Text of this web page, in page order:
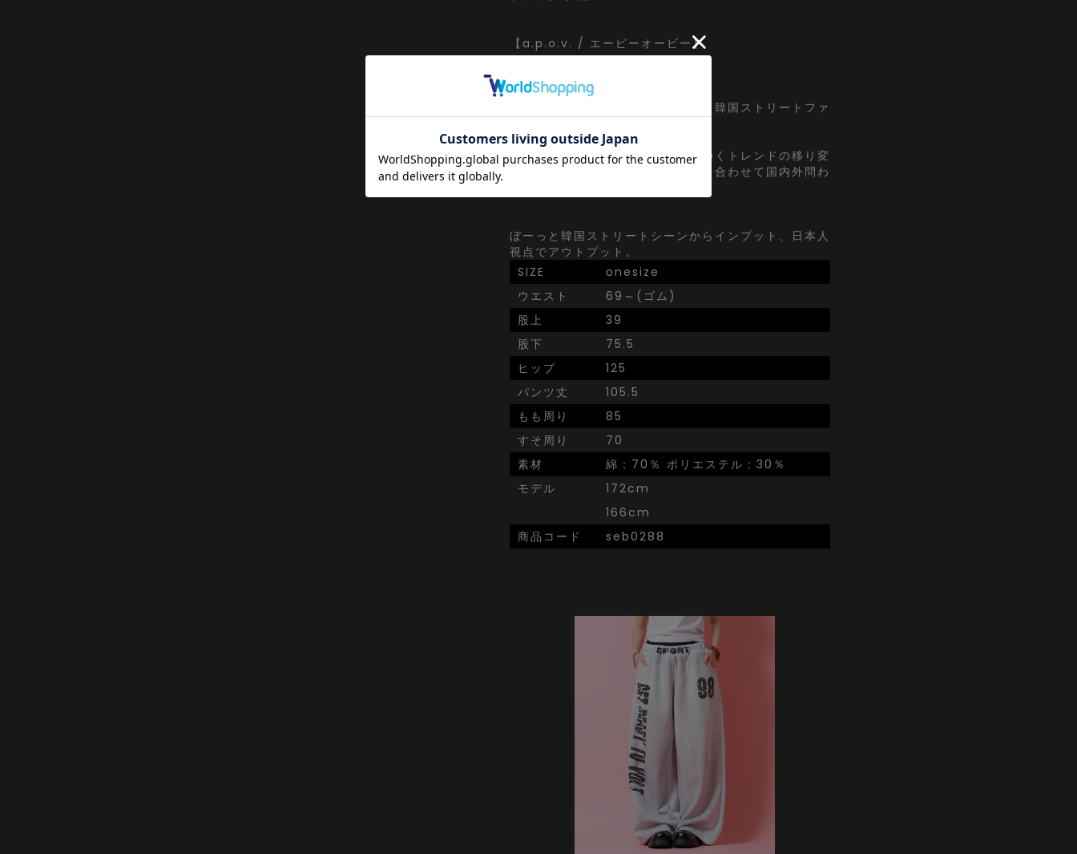
【a.p.o.v. / エーピーオービー】
[日本人の視点]からセレクトする『韓国ストリートファ
韓国ストリートで日々更新されてゆくトレンドの移り変
わりを眺めながらぼんやりと視点を合わせて国内外問わ
ぼーっと韓国ストリートシーンからインプット、日本人
視点でアウトプット。
SIZE
onesize
ウエスト
69～(ゴム)
股上
39
股下
75.5
ヒップ
125
パンツ丈
105.5
もも周り
85
すそ周り
70
素材
綿：70％ ポリエステル：30％
モデル
172cm
166cm
商品コード
seb0288